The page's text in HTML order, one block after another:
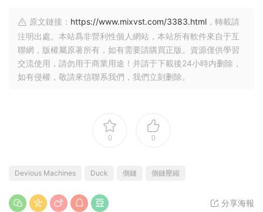
原文鏈接： https://www.mixvst.com/3383.html ，轉載請
注明出處。本站爲非營利性個人網站，本站所有軟件來自于互
聯網，版權屬原著所有，如有需要請購買正版。資源僅供學習
交流使用，請勿用于商業用途！并請于下載後24小時内删除，
如有侵權，敬請來信聯系我們，我們立刻删除。
0 0
Devious Machines Duck 側鏈 側鏈壓縮
分享海報